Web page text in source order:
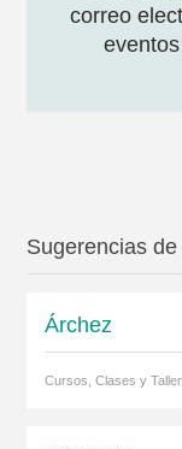
correo
Sugerencias
Árchez
Cursos, Clases y